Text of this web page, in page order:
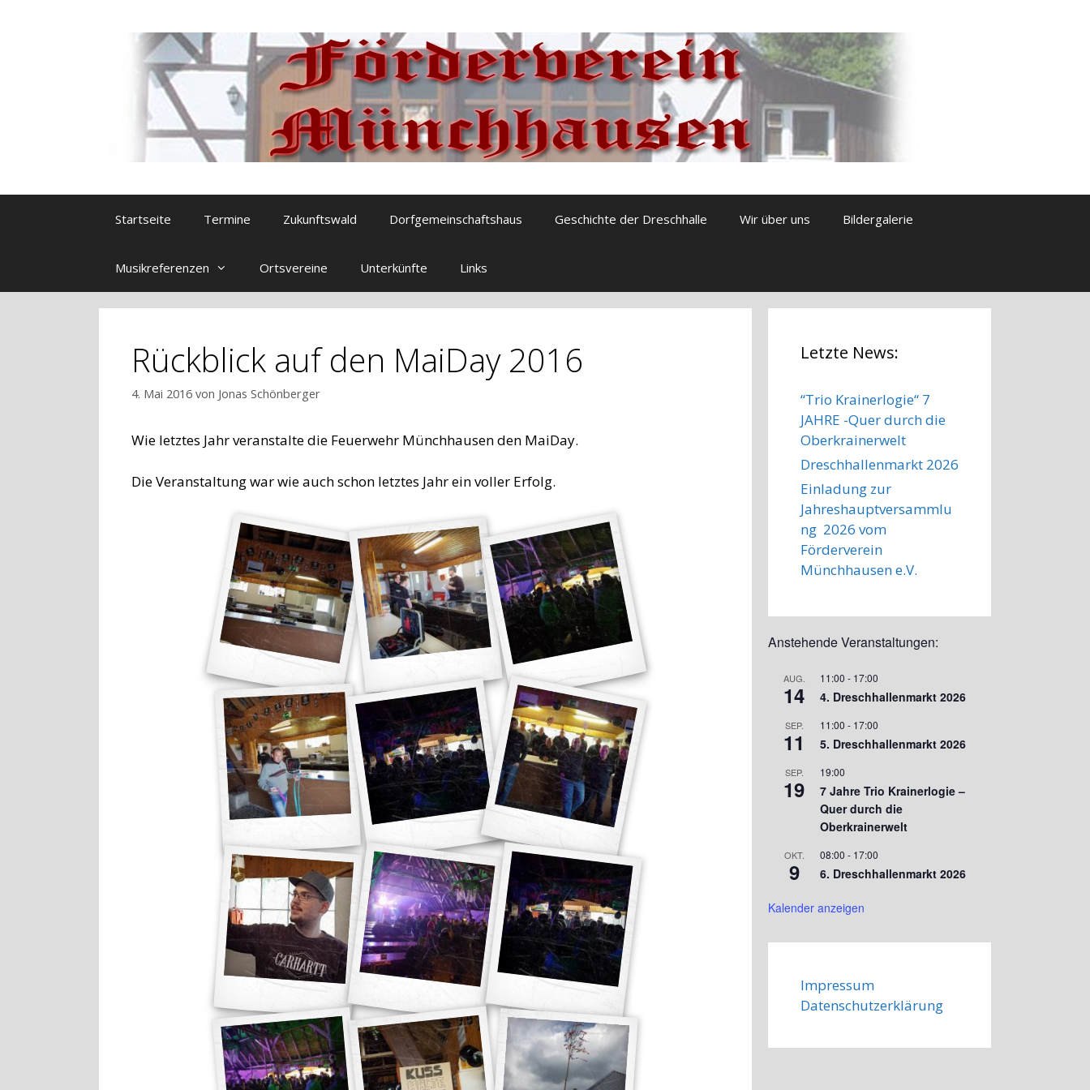
Startseite Termine Zukunftswald Dorfgemeinschaftshaus Geschichte der Dreschhalle Wir über uns Bildergalerie
Musikreferenzen Ortsvereine Unterkünfte Links
Rückblick auf den MaiDay 2016
4. Mai 2016 von Jonas Schönberger
Wie letztes Jahr veranstalte die Feuerwehr Münchhausen den MaiDay.
Die Veranstaltung war wie auch schon letztes Jahr ein voller Erfolg.
Letzte News:
“Trio Krainerlogie“ 7
JAHRE -Quer durch die
Oberkrainerwelt
Dreschhallenmarkt 2026
Einladung zur
Jahreshauptversammlu
ng 2026 vom
Förderverein
Münchhausen e.V.
Anstehende Veranstaltungen:
AUG.
14
11:00 - 17:00
4. Dreschhallenmarkt 2026
SEP.
11
11:00 - 17:00
5. Dreschhallenmarkt 2026
SEP.
19
19:00
7 Jahre Trio Krainerlogie –
Quer durch die
Oberkrainerwelt
OKT.
9
08:00 - 17:00
6. Dreschhallenmarkt 2026
Kalender anzeigen
Impressum
Datenschutzerklärung